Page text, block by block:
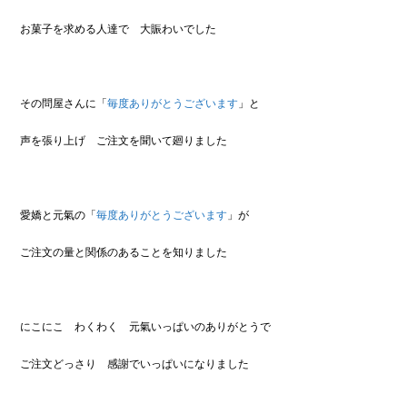
お菓子を求める人達で 大賑わいでした
その問屋さんに「毎度ありがとうございます 」と
声を張り上げ ご注文を聞いて廻りました
愛嬌と元氣の「毎度ありがとうございます 」が
ご注文の量と関係のあることを知りました
にこにこ わくわく 元氣いっぱいのありがとうで
ご注文どっさり 感謝でいっぱいになりました